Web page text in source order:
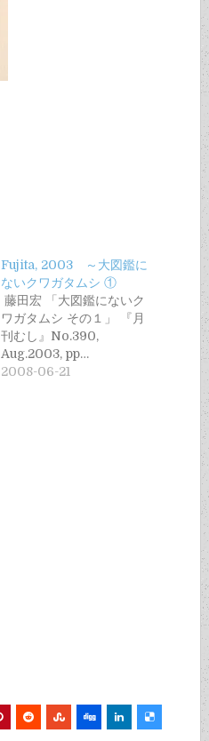
Fujita, 2003 ～大図鑑に
ないクワガタムシ ①
藤田宏 「大図鑑にないク
ワガタムシ その１」 『月
刊むし』No.390,
Aug.2003, pp…
2008-06-21